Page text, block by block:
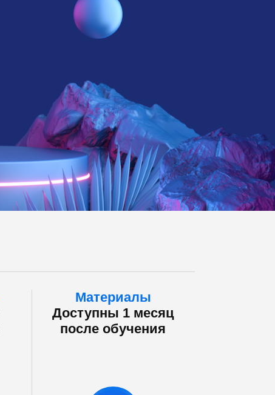
Материалы
Доступны 1 месяц
после обучения